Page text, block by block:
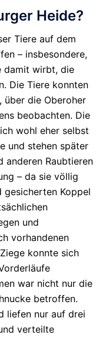
Heide?
Tiere auf dem
– insbesondere,
damit wirbt, die
Die Tiere konnten
über die Oberoher
beobachten. Die
wohl eher selbst
und stehen später
anderen Raubtieren
– da sie völlig
gesicherten Koppel
und
vorhandenen
konnte sich
war nicht nur die
betroffen.
liefen nur auf drei
verteilte